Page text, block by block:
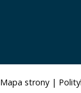
Mapa strony |